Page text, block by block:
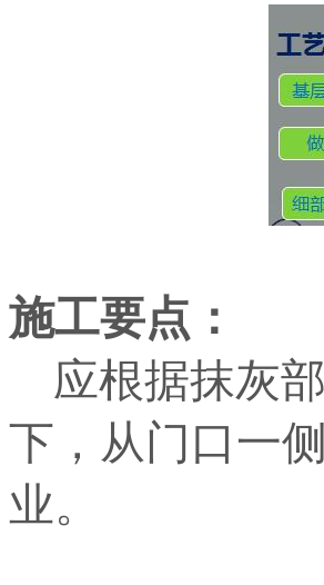
施工要点：
应根据抹灰
下，从门口一
业。